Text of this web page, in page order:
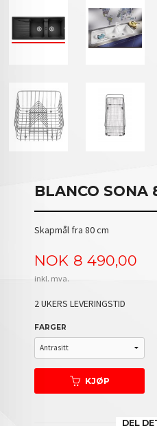
BLANCO SONA
Skapmål fra 80 cm
Pris
NOK 8 490,00
inkl. mva.
2 UKERS LEVERINGSTID
FARGER
KJØP
DEL